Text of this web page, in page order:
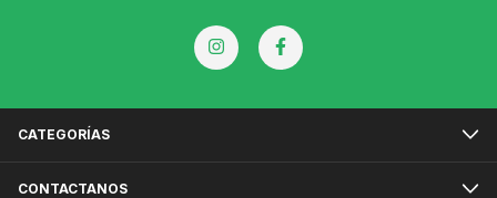
CATEGORÍAS
CONTACTANOS